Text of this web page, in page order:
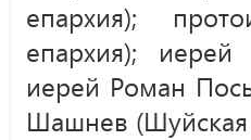
епархия);
епархия);
иерей Роман
Шашнев (Шуйская